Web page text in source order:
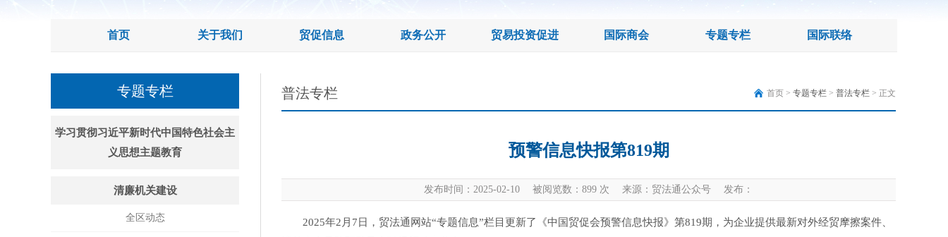
首页 关于我们 贸促信息 政务公开 贸易投资促进 国际商会 专题专栏 国际联络
专题专栏
学习贯彻习近平新时代中国特色社会主
义思想主题教育
清廉机关建设
全区动态
首页 > 专题专栏 > 普法专栏 > 正文
普法专栏
预警信息快报第819期
发布时间：2025-02-10 被阅览数： 899 次 来源：贸法通公众号 发布：
2025年2月7日，贸法通网站“专题信息”栏目更新了《中国贸促会预警信息快报》第819期，为企业提供最新对外经贸摩擦案件、